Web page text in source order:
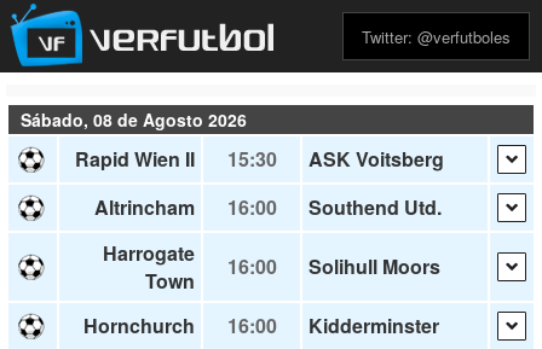
Twitter: @verfutboles
Sábado, 08 de Agosto 2026
Rapid Wien II 15:30
ASK Voitsberg
Altrincham
16:00
Southend Utd.
Harrogate
Town
16:00 Solihull Moors
Hornchurch 16:00
Kidderminster